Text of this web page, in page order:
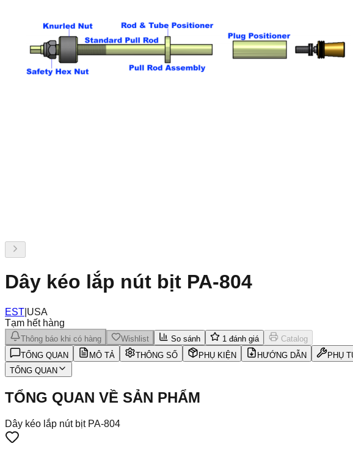
Dây kéo lắp nút bịt PA-804
EST USA
Tạm hết hàng
Thông báo khi có hàng Wishlist So sánh 1 đánh giá
Catalog
TỔNG QUAN
MÔ TẢ THÔNG SỐ PHỤ KIỆN HƯỚNG DẪN PHỤ
TỔNG QUAN
TỔNG QUAN VỀ SẢN PHẨM
Dây kéo lắp nút bịt PA-804